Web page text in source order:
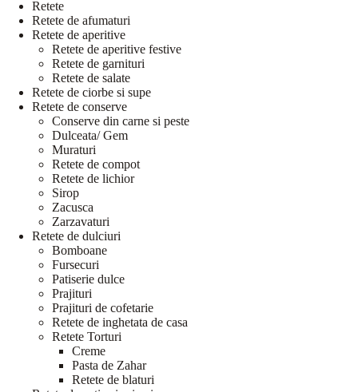
Retete
Retete de afumaturi
Retete de aperitive
Retete de aperitive festive
Retete de garnituri
Retete de salate
Retete de ciorbe si supe
Retete de conserve
Conserve din carne si peste
Dulceata/ Gem
Muraturi
Retete de compot
Retete de lichior
Sirop
Zacusca
Zarzavaturi
Retete de dulciuri
Bomboane
Fursecuri
Patiserie dulce
Prajituri
Prajituri de cofetarie
Retete de inghetata de casa
Retete Torturi
Creme
Pasta de Zahar
Retete de blaturi